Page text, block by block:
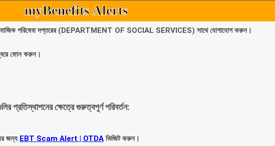
myBenefits Alerts
সামাজিক পরিষেবা দপ্তরের (DEPARTMENT OF SOCIAL SERVICES) সাথে যোগাযোগ করুন।
ফোন করুন।
ক্ষেত্রে গুরুত্বপূর্ণ পরিবর্তন:
জন্য EBT Scam Alert | OTDA ভিজিট করুন।